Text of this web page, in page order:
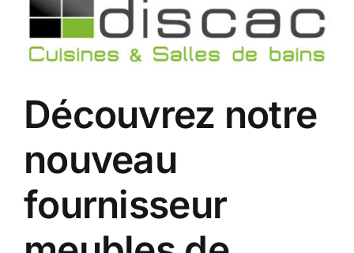
Contact
A propos
Clients
l'image
agrandie
Découvrez notre
nouveau
fournisseur